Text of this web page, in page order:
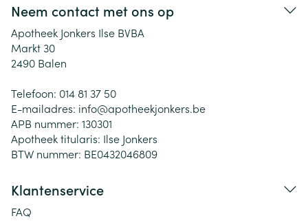
Neem contact met ons op
Apotheek Jonkers Ilse BVBA
Markt 30
2490 Balen
Telefoon: 014 81 37 50
E-mailadres: info@apotheekjonkers.be
APB nummer: 130301
Apotheek titularis: Ilse Jonkers
BTW nummer: BE0432046809
Klantenservice
FAQ